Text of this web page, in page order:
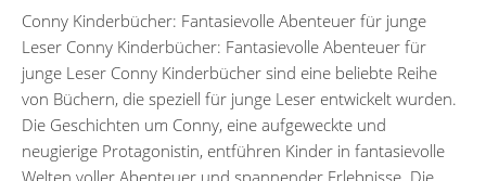
Conny Kinderbücher: Fantasievolle Abenteuer für junge
Leser Conny Kinderbücher: Fantasievolle Abenteuer für
junge Leser Conny Kinderbücher sind eine beliebte Reihe
von Büchern, die speziell für junge Leser entwickelt wurden.
Die Geschichten um Conny, eine aufgeweckte und
neugierige Protagonistin, entführen Kinder in fantasievolle
Welten voller Abenteuer und spannender Erlebnisse. Die